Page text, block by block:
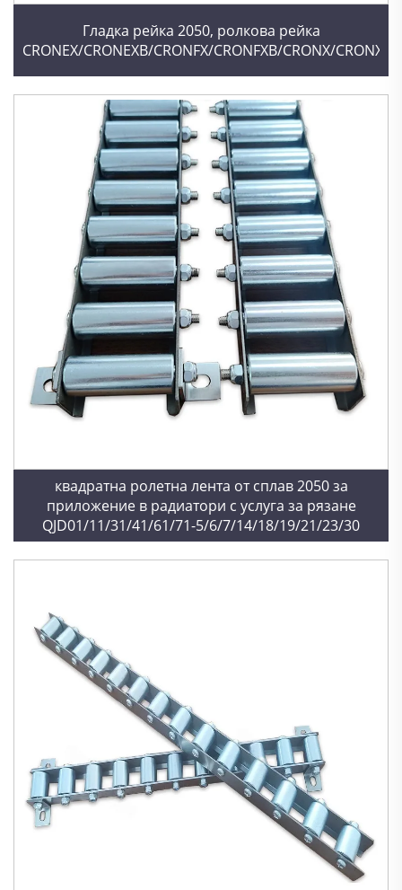
Гладка рейка 2050, ролкова рейка
CRONEX/CRONEXB/CRONFX/CRONFXB/CRONX/CRONXB
квадратна ролетна лента от сплав 2050 за
приложение в радиатори с услуга за рязане
QJD01/11/31/41/61/71-5/6/7/14/18/19/21/23/30